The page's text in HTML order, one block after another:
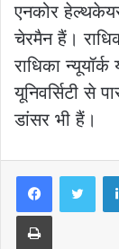
एनकोर
चेरमैन हैं।
राधिका
यूनिवर्सिटी से
डांसर भी हैं।
Print